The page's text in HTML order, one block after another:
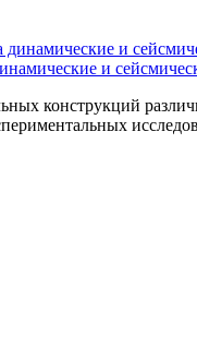
и
конструкций